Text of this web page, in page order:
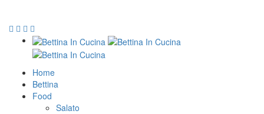
Home
Bettina
Food
Salato